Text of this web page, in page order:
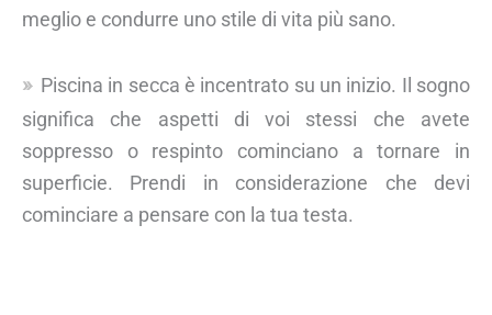
meglio e condurre uno stile di vita più sano.
Piscina in secca è incentrato su un inizio. Il sogno
significa che aspetti di voi stessi che avete
soppresso o respinto cominciano a tornare in
superficie. Prendi in considerazione che devi
cominciare a pensare con la tua testa.